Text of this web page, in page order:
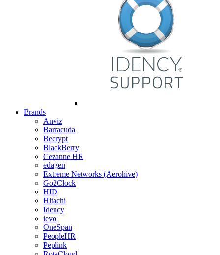
Brands
Anviz
Barracuda
Becrypt
BlackBerry
Cezanne HR
edagen
Extreme Networks (Aerohive)
Go2Clock
HID
Hitachi
Idency
ievo
OneSpan
PeopleHR
Peplink